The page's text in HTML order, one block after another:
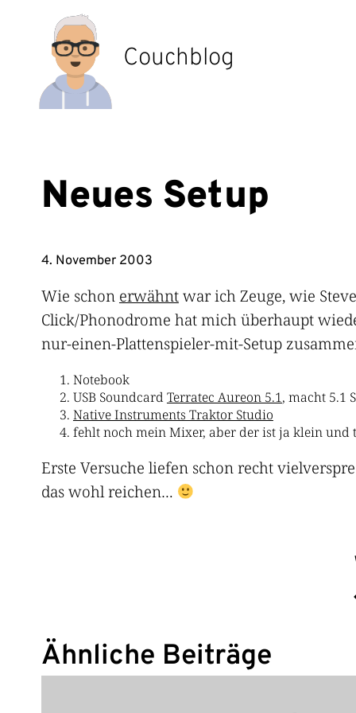
Couchblog
Neues Setup
4. November 2003
Wie schon erwähntwar ich Zeuge, wie
Click/Phonodrome hat mich überhaupt
nur-einen-Plattenspieler-mit-Setup
Notebook
USB SoundcardTerratec Aureon 5.1, macht 5.1
Native Instruments Traktor Studio
fehlt noch mein Mixer, aber der ist ja klein
Erste Versuche liefen schon recht
das wohl reichen…
Ähnliche Beiträge